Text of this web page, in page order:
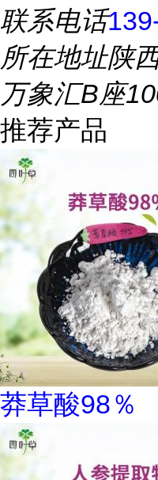
联系电话
所在地址陕
万象汇B座
推荐产品
莽草酸98％